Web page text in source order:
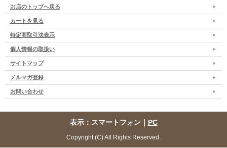
お店のトップへ戻る
カートを見る
特定商取引法表示
個人情報の取扱い
サイトマップ
メルマガ登録
お問い合わせ
表示：スマートフォン｜ PC
Copyright (C) All Rights Reserved.